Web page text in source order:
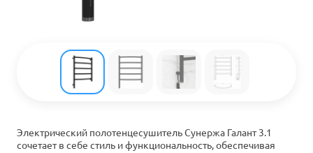
Электрический полотенцесушитель Сунержа Галант 3.1
сочетает в себе стиль и функциональность, обеспечивая